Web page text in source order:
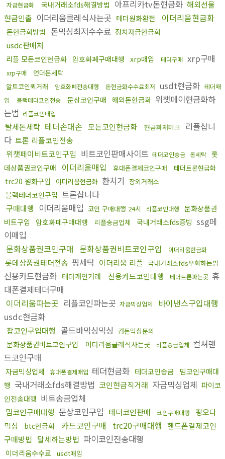
자금현금화 국내거래소fds해결방법 아프리카tv돈현금화 해외선물
현금인출 이더리움클레식사는곳 테더원화환전 이더리움현금화
돈현금화방법 돈믹싱최저수수료 정치자금현금화
usdc판매처
리플 모든코인현금화 암호화폐구매대행 xrp매입 테더구매 xrp구매
xrp구매
언더돈세탁
알트코인퀵거래
암호화폐전송대행 돈현금화수수료최저 usdt현금화 테더매
입
블랙테더코인전송 문상코인구매 해외돈현금화 위챗페이현금화하
는법 리플코인매입
탈세돈세탁 테더손대손 모든코인현금화 현금화재테크
리플삽니
다 트론 리플코인전송
위챗페이비트코인구입 비트코인판매사이트 테더코인송금 돈세탁 롯
데상품권코인구매
이더리움매입 휴대폰결제코인구매 테더트론현금화
trc20 원화구입 이더리움현금화 환치기 장외거래소
블랙테더코인구입 트론삽니다
구매대행 이더리움매입 코인 구매대행 24시 리플코인대행
문화상품권
비트구입
암호화폐구매대행 리플송금업체 국내거래소fds증빙 ssg페
이매입
문화상품권코인구매 문화상품권비트코인구입 이더리움현금화
롯데상품권테더전송 핑세탁 이더리움 리플 국내거래소fds우회하는법
신용카드현금화 테더개인거래 신용카드코인대행 테더트론파는곳 휴
대폰결제테더구매
이더리움파는곳 리플코인파는곳 자금믹싱업체
바이낸스구입대행
usdc현금화
잡코인구입대행 골드바믹싱믹싱 검돈믹싱문의
문화상품권비트코인구입 이더리움클레식사는곳 리플송금업체 컬쳐랜
드코인구매
자금믹싱업체 휴대폰결제매입 테더현금화 테더코인송금
밈코인구매대
행 국내거래소fds해결방법 코인현금직거래 자금믹싱업체 파이코
인전송대행 비트송금업체
밈코인구매대행 문상코인구입 테더코인판매 코인구매대행
핑오다
믹싱
btc현금화 카드코인구매 trc20구매대행 핸드폰결제코인
구매방법 탈세하는방법 파이코인전송대행
이더리움수수료 usdt매입